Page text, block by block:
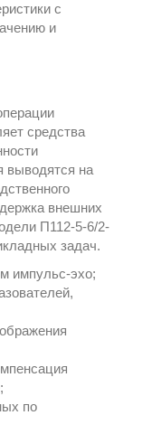
с
и
средства
выводятся на
внешних
П112-5-6/2-
задач.
импульс-эхо;
по